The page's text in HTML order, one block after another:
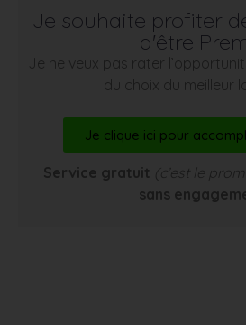
Je souhaite profiter
d'être
Je ne veux pas rater
du choix du meilleur
Je clique ici pour
Service gratuit (c’est le
sans